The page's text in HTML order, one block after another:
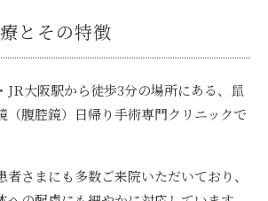
とその特徴
JR大阪駅から徒歩3分の場所にある、鼠
（腹腔鏡）日帰り手術専門クリニックで
さまにも多数ご来院いただいており、